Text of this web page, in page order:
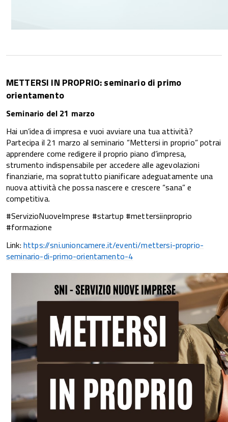
METTERSI IN PROPRIO: seminario di primo
orientamento
Seminario del 21 marzo
Hai un’idea di impresa e vuoi avviare una tua attività?
Partecipa il 21 marzo al seminario “Mettersi in proprio” potrai
apprendere come redigere il proprio piano d’impresa,
strumento indispensabile per accedere alle agevolazioni
finanziarie, ma soprattutto pianificare adeguatamente una
nuova attività che possa nascere e crescere “sana” e
competitiva.
#ServizioNuoveImprese #startup #mettersiinproprio
#formazione
Link: https://sni.unioncamere.it/eventi/mettersi-proprio-
seminario-di-primo-orientamento-4